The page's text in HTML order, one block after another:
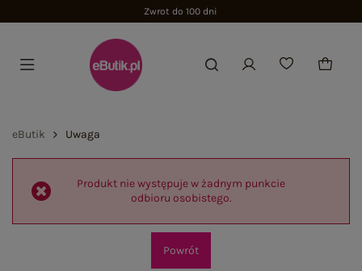
Zwrot do 100 dni
eButik Uwaga
Produkt nie występuje w żadnym punkcie
odbioru osobistego.
Powrót